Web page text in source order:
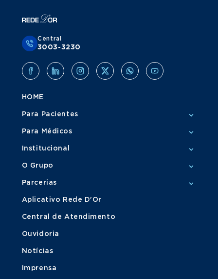
Central
3003-3230
HOME
Para Pacientes
Para Médicos
Institucional
O Grupo
Parcerias
Aplicativo Rede D'Or
Central de Atendimento
Ouvidoria
Notícias
Imprensa